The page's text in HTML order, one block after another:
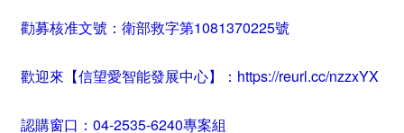
勸募核准文號：衛部救字第1081370225號
歡迎來【信望愛智能發展中心】：https://reurl.cc/nzzxYX
認購窗口：04-2535-6240專案組